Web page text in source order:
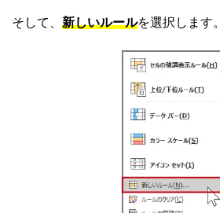
そして、 新しいルールを選択します。